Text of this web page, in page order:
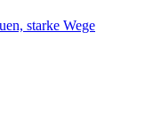
starke Wege